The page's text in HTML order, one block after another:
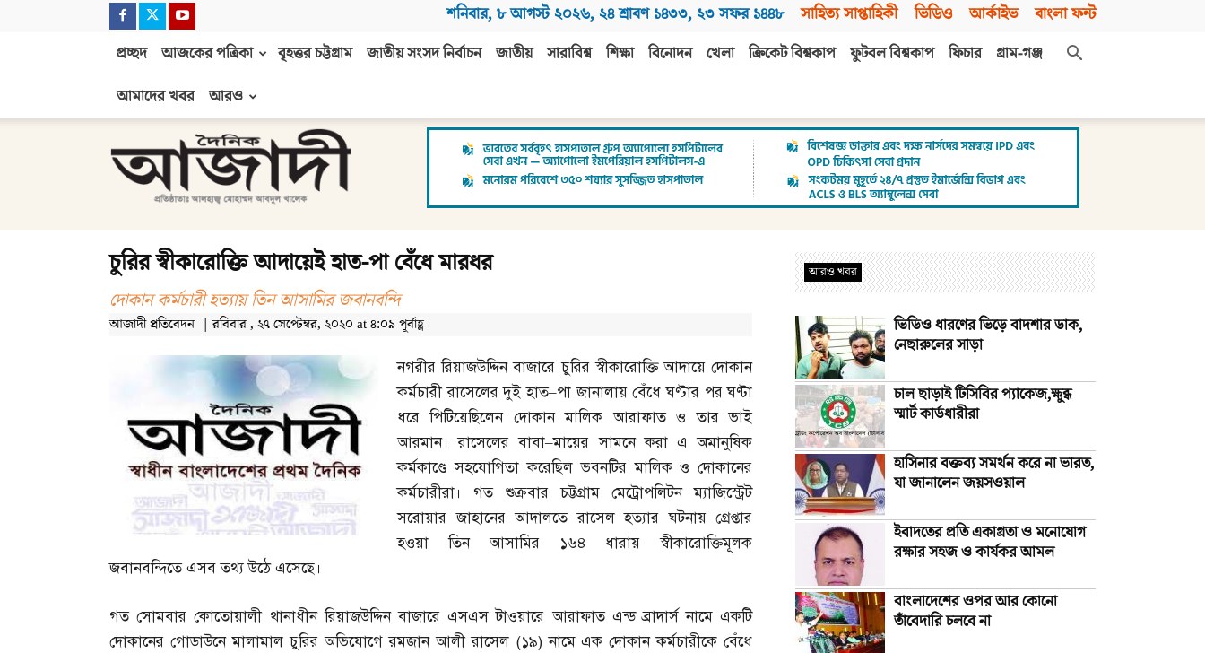
শনিবার, ৮ আগস্ট ২০২৬, ২৪ শ্রাবণ ১৪৩৩, ২৩ সফর ১৪৪৮ সাহিত্য সাপ্তাহিকী ভিডিও আর্কাইভ বাংলা ফন্ট
প্রচ্ছদ আজকের পত্রিকা বৃহত্তর চট্টগ্রাম জাতীয় সংসদ নির্বাচন জাতীয় সারাবিশ্ব শিক্ষা বিনোদন খেলা ক্রিকেট বিশ্বকাপ ফুটবল বিশ্বকাপ ফিচার
গ্রাম-গঞ্জ
আমাদের খবর
আরও
আজাদী
চুরির স্বীকারোক্তি আদায়েই হাত-পা বেঁধে মারধর
দোকান কর্মচারী হত্যায় তিন আসামির জবানবন্দি
আজাদী প্রতিবেদন | রবিবার , ২৭ সেপ্টেম্বর, ২০২০ at ৪:০৯ পূর্বাহ্ণ
নগরীর রিয়াজউদ্দিন বাজারে চুরির স্বীকারোক্তি আদায়ে দোকান
কর্মচারী রাসেলের দুই হাত–পা জানালায় বেঁধে ঘণ্টার পর ঘণ্টা
ধরে পিটিয়েছিলেন দোকান মালিক আরাফাত ও তার ভাই
আরমান। রাসেলের বাবা–মায়ের সামনে করা এ অমানুষিক
কর্মকাণ্ডে সহযোগিতা করেছিল ভবনটির মালিক ও দোকানের
কর্মচারীরা। গত শুক্রবার চট্টগ্রাম মেট্রোপলিটন ম্যাজিস্ট্রেট
সরোয়ার জাহানের আদালতে রাসেল হত্যার ঘটনায় গ্রেপ্তার
হওয়া তিন আসামির ১৬৪ ধারায় স্বীকারোক্তিমূলক
জবানবন্দিতে এসব তথ্য উঠে এসেছে।
গত সোমবার কোতোয়ালী থানাধীন রিয়াজউদ্দিন বাজারে এসএস টাওয়ারে আরাফাত এন্ড ব্রাদার্স নামে একটি
দোকানের গোডাউনে মালামাল চুরির অভিযোগে রমজান আলী রাসেল (১৯)নামে এক দোকান কর্মচারীকে বেঁধে
আরও খবর
ভিডিও ধারণের ভিড়ে বাদশার ডাক,
নেছারুলের সাড়া
চাল ছাড়াই টিসিবির প্যাকেজ,ক্ষুব্ধ
স্মার্ট কার্ডধারীরা
হাসিনার বক্তব্য সমর্থন করে না ভারত,
যা জানালেন জয়সওয়াল
ইবাদতের প্রতি একাগ্রতা ও মনোযোগ
রক্ষার সহজ ও কার্যকর আমল
বাংলাদেশের ওপর আর কোনো
তাঁবেদারি চলবে না